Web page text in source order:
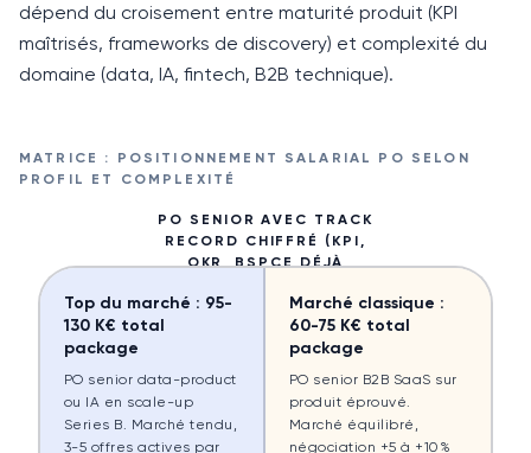
dépend du croisement entre maturité produit (KPI
maîtrisés, frameworks de discovery) et complexité du
domaine (data, IA, fintech, B2B technique).
MATRICE : POSITIONNEMENT SALARIAL PO SELON
PROFIL ET COMPLEXITÉ
PO SENIOR AVEC TRACK
RECORD CHIFFRÉ (KPI,
OKR, BSPCE DÉJÀ
Top du marché : 95-
130 K€ total
package
PO senior data-product
ou IA en scale-up
Series B. Marché tendu,
3-5 offres actives par
Marché classique :
60-75 K€ total
package
PO senior B2B SaaS sur
produit éprouvé.
Marché équilibré,
négociation +5 à +10%